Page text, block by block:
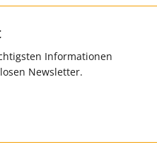
Informationen
Newsletter.